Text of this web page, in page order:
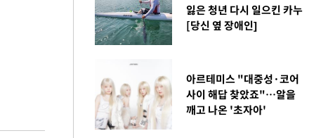
잃은 청년 다시 일으킨 카누
[당신 옆 장애인]
아르테미스 "대중성·코어
사이 해답 찾았죠"…알을
깨고 나온 '초자아'